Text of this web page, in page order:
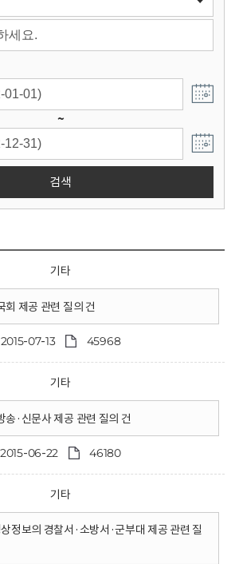
~
검색
기타
회 제공 관련 질의 건
2015-07-13 45968
기타
송·신문사 제공 관련 질의 건
2015-06-22 46180
기타
정보의 경찰서·소방서·군부대 제공 관련 질